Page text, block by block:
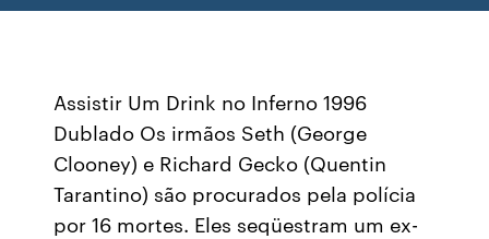
Assistir Um Drink no Inferno 1996
Dublado Os irmãos Seth (George
Clooney) e Richard Gecko (Quentin
Tarantino) são procurados pela polícia
por 16 mortes. Eles seqüestram um ex-